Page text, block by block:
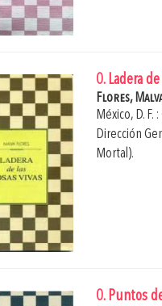
0. Ladera
Flores,
México, D. F.
Dirección
Mortal).
0. Puntos